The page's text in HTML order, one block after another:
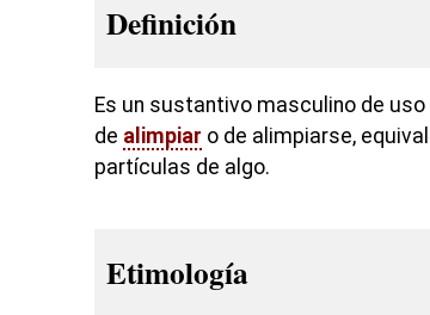
Definición
Es un sustantivo masculino de
de alimpiar o de alimpiarse,
partículas de algo.
Etimología